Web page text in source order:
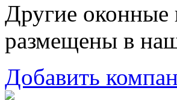
Другие
размещены в
Добавить